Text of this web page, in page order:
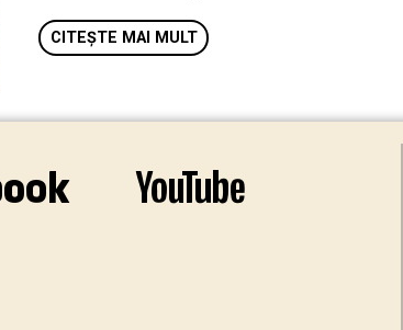
CITEȘTE MAI MULT